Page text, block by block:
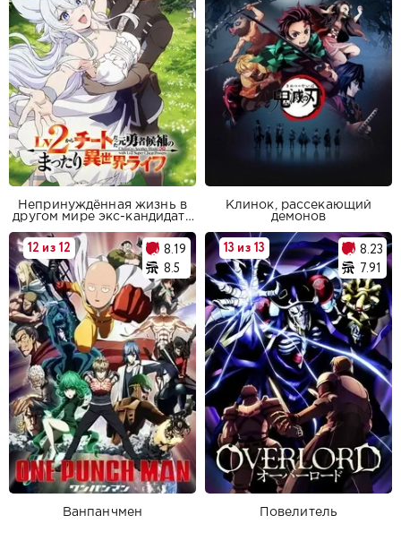
Непринуждённая жизнь в
другом мире экс-кандидата
читером со второго уровня
Клинок, рассекающий
демонов
Ванпанчмен
12 из 12
8.19
8.5
Повелитель
13 из 13
8.23
7.91